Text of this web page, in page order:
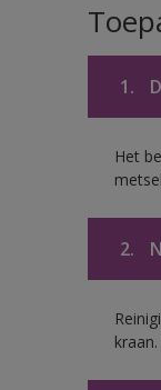
1.
Het
2.